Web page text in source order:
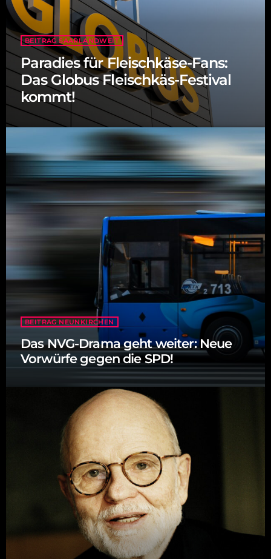
BEITRAG SAARLANDWEIT
Paradies für Fleischkäse-Fans:
Das Globus Fleischkäs-Festival
kommt!
BEITRAG NEUNKIRCHEN
Das NVG-Drama geht weiter: Neue
Vorwürfe gegen die SPD!